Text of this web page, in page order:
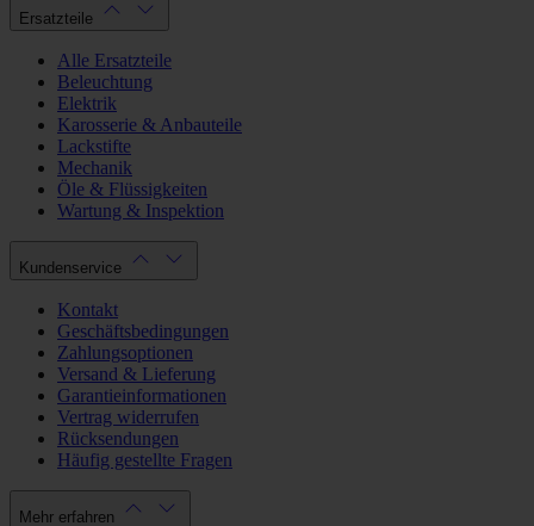
Ersatzteile
Alle Ersatzteile
Beleuchtung
Elektrik
Karosserie & Anbauteile
Lackstifte
Mechanik
Öle & Flüssigkeiten
Wartung & Inspektion
Kundenservice
Kontakt
Geschäftsbedingungen
Zahlungsoptionen
Versand & Lieferung
Garantieinformationen
Vertrag widerrufen
Rücksendungen
Häufig gestellte Fragen
Mehr erfahren